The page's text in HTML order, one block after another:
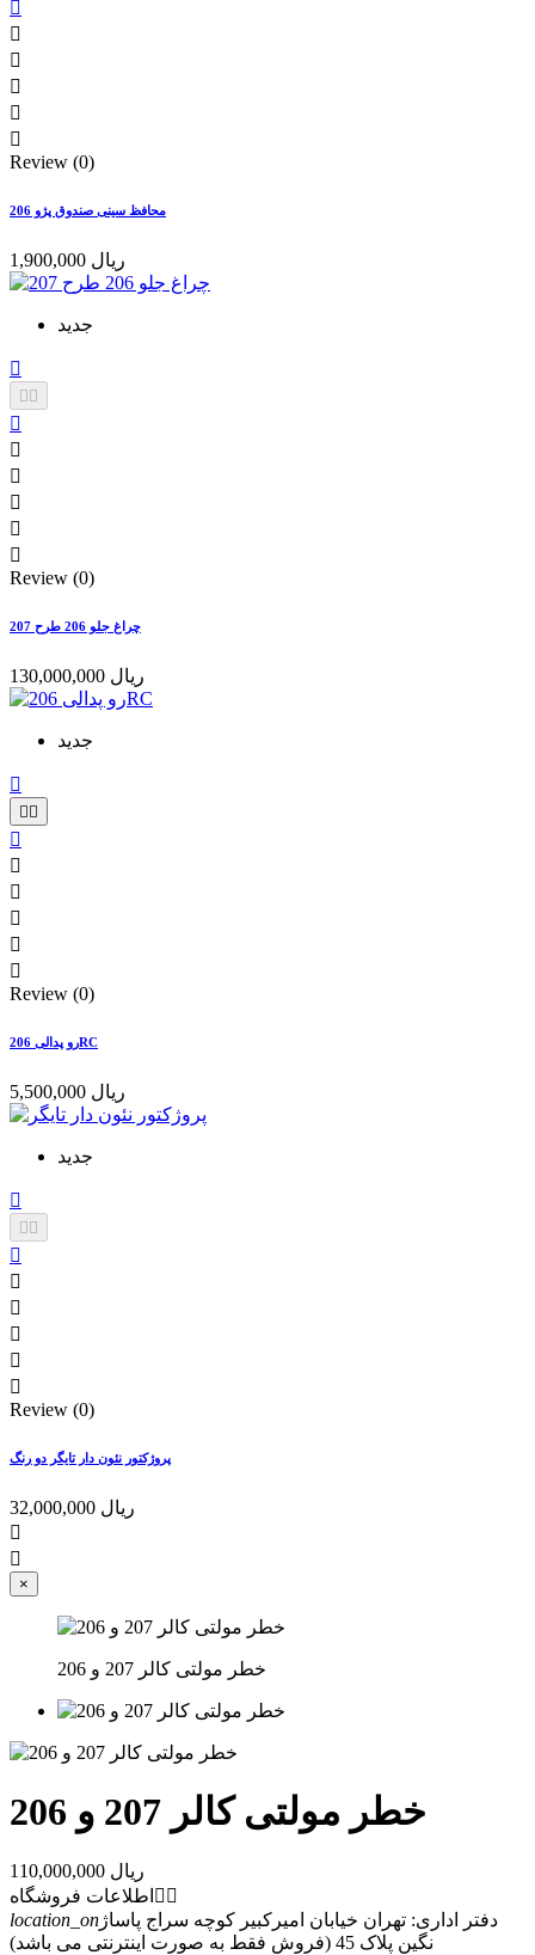






Review (0)
محافظ سینی صندوق پژو 206
1,900,000 ریال
جدید








Review (0)
چراغ جلو 206 طرح 207
130,000,000 ریال
جدید








Review (0)
رو پدالی 206RC
5,500,000 ریال
جدید








Review (0)
پروژکتور نئون دار تایگر دو رنگ
32,000,000 ریال


×
خطر مولتی کالر 207 و 206
خطر مولتی کالر 207 و 206
110,000,000 ریال
اطلاعات فروشگاه  
location_onدفتر اداری: تهران خیابان امیرکبیر کوچه سراج پاساژ
نگین پلاک 45 (فروش فقط به صورت اینترنتی می باشد)